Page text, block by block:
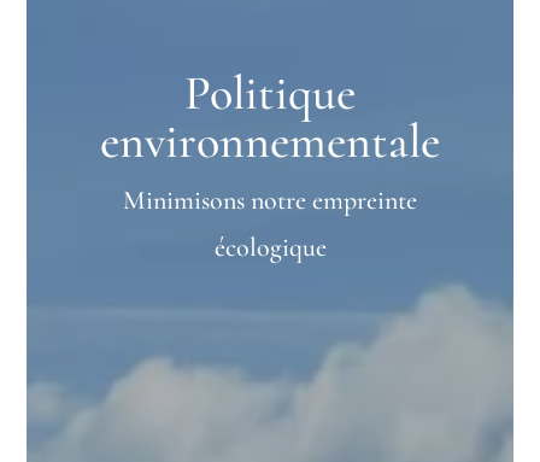
Politique
environnementale
Minimisons notre empreinte
écologique